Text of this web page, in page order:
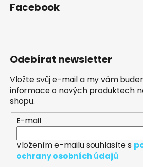
Facebook
Odebírat newsletter
Vložte svůj e-mail a my vám
informace o nových produktech
shopu.
E-mail
Vložením e-mailu souhlasíte s
ochrany osobních údajů